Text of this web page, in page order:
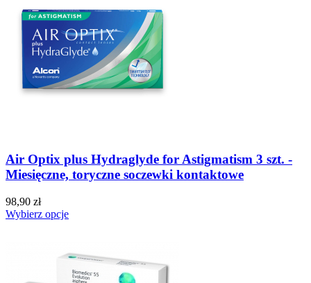
Air Optix plus Hydraglyde for Astigmatism 3 szt. -
Miesięczne, toryczne soczewki kontaktowe
98,90 zł
Wybierz opcje